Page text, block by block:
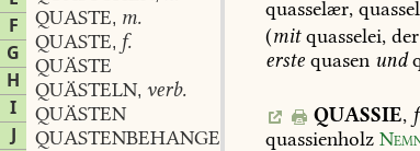
F
G
H
I
J
QUASTE, m.
QUASTE, f.
QUÄSTE
QUÄSTELN, verb.
QUÄSTEN
QUASTENBEHANGEN
partic.
quasselær,
(mitquasselei, der
erste quasen und
QUASSIE,
quassienholz